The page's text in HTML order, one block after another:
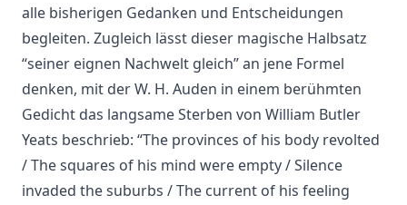
alle bisherigen Gedanken und Entscheidungen
begleiten. Zugleich lässt dieser magische Halbsatz
“seiner eignen Nachwelt gleich” an jene Formel
denken, mit der W. H. Auden in einem berühmten
Gedicht das langsame Sterben von William Butler
Yeats beschrieb: “The provinces of his body revolted
/ The squares of his mind were empty / Silence
invaded the suburbs / The current of his feeling